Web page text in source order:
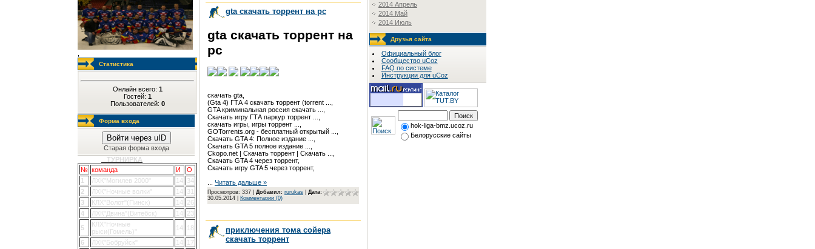
Статистика
Онлайн всего: 1
Гостей: 1
Пользователей: 0
Форма входа
Войти через uID
Старая форма входа
ТУРНИРКА
№ команда И
О
1
ЛХК"Могилев 2000" 14
34
2
ЛХК"Ночные волки" 14
31
3
КЛХ"Волот"(Пинск) 14
26
4
ЛХК"Двина"(Витебск) 14
23
5
КЛХ"Ночные
рыси(Гомель)"
14
18
6
ЛХК"Бобруйск" 14
17
gta скачать торрент на pc
gta скачать торрент на
pc
скачать gta,
(Gta 4) ГТА 4 скачать торрент (torrent ...,
GTA криминальная россия скачать ...,
Скачать игру ГТА паркур торрент ...,
скачать игры, игры торрент ...,
GOTorrents.org - бесплатный открытый ...,
Скачать GTA 4: Полное издание ...,
Скачать GTA 5 полное издание ...,
Ckopo.net | Скачать торрент | Скачать ...,
Скачать GTA 4 через торрент,
Скачать игру GTA 5 через торрент,
Читать дальше »
Просмотров: 337 | Добавил: rurukas
Дата:
30.05.2014
Комментарии (0)
приключения тома сойера
скачать торрент
2014 Апрель
2014 Май
2014 Июль
Друзья сайта
Официальный блог
Сообщество uCoz
FAQ по системе
Инструкции для uCoz
hok-liga-bmz.ucoz.ru
Белорусские сайты